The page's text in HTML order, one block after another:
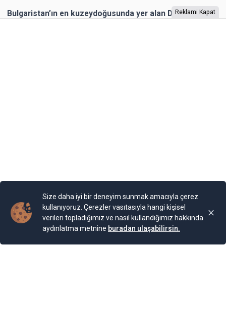
Bulgaristan’ın en kuzeydoğusunda yer alan Dobriç bir
Yenigun
Reklami Kapat
Size daha iyi bir deneyim sunmak amacıyla çerez
kullanıyoruz. Çerezler vasıtasıyla hangi kişisel
verileri topladığımız ve nasıl kullandığımız hakkında
aydınlatma metnine buradan ulaşabilirsin.